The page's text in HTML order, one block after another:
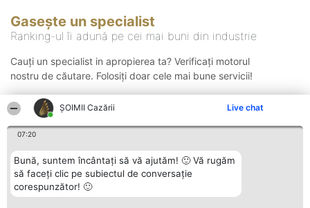
ȘOIMII Cazării Live chat
07:20
Bună, suntem încântați să vă ajutăm! 🙂 Vă rugăm
să faceți clic pe subiectul de conversație
corespunzător! 🙂
Gasește un specialist
Ranking-ul îi adună pe cei mai buni din industrie
Cauți un specialist in apropierea ta? Verificați motorul
nostru de căutare. Folosiți doar cele mai bune servicii!